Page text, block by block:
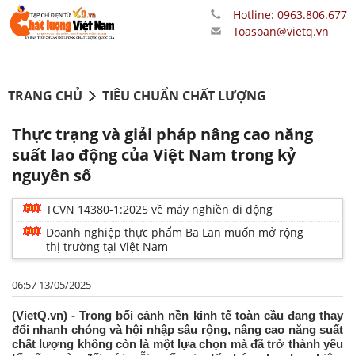
Hotline: 0963.806.677
Toasoan@vietq.vn
TRANG CHỦ TIÊU CHUẨN CHẤT LƯỢNG
Thực trạng và giải pháp nâng cao năng
suất lao động của Việt Nam trong kỷ
nguyên số
TCVN 14380-1:2025 về máy nghiền di động
Doanh nghiệp thực phẩm Ba Lan muốn mở rộng
thị trường tại Việt Nam
06:57 13/05/2025
(VietQ.vn) - Trong bối cảnh nền kinh tế toàn cầu đang thay
đổi nhanh chóng và hội nhập sâu rộng, nâng cao năng suất
chất lượng không còn là một lựa chọn mà đã trở thành yếu